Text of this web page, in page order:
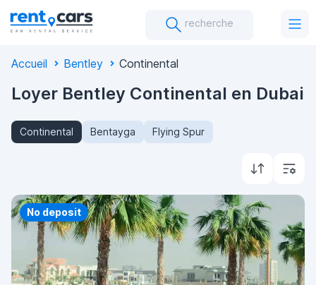
recherche
Accueil Bentley Continental
Loyer Bentley Continental en Dubai
Continental Bentayga Flying Spur
Priority
No deposit